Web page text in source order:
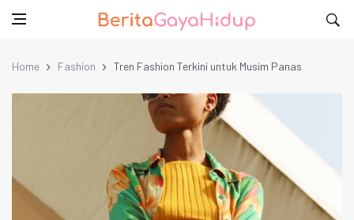
Home Fashion Tren Fashion Terkini untuk Musim Panas